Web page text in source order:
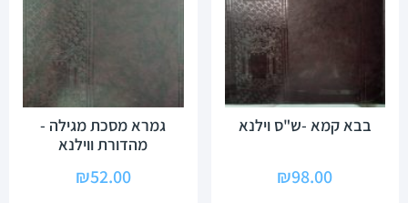
בבא קמא -ש"ס וילנא
₪98.00
גמרא מסכת מגילה -
מהדורת ווילנא
₪52.00